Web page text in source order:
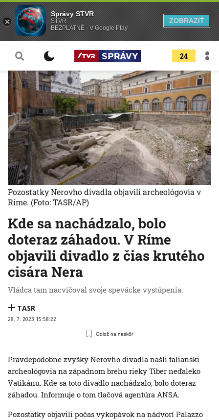
24
Kde sa nachádzalo, bolo
doteraz záhadou. V Ríme
objavili divadlo z čias krutého
cisára Nera
Vládca tam nacvičoval svoje spevácke vystúpenia.
TASR
28. 7. 2023 15:58:22
Odlož na neskôr
Pozostatky Nerovho divadla objavili archeológovia v
Ríme. (Foto: TASR/AP)
Pravdepodobne zvyšky Nerovho divadla našli talianski
archeológovia na západnom brehu rieky Tiber neďaleko
Vatikánu. Kde sa toto divadlo nachádzalo, bolo doteraz
záhadou. Informuje o tom tlačová agentúra ANSA.
Pozostatky objavili počas vykopávok na nádvorí Palazzo
Správy STVR
STVR
BEZPLATNÉ - V Google Play
ZOBRAZIŤ